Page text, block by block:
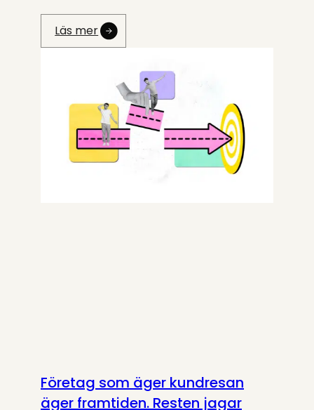
Läs mer
Företag som äger kundresan
äger framtiden. Resten jagar